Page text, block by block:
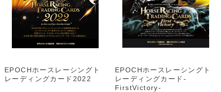
EPOCHホースレーシングト
レーディングカード2022
EPOCHホースレーシングト
レーディングカード-
FirstVictory-